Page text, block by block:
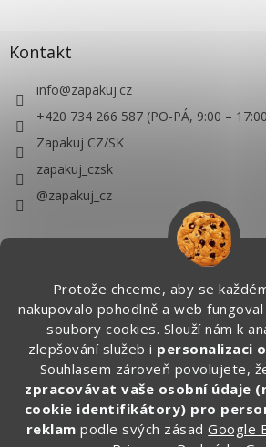
Protože chceme, aby se
nakupovalo pohodlně a web
soubory cookies. Slouží nám k
zlepšování služeb i personalizaci
Souhlasem zároveň povolujete,
zpracovávat vaše osobní údaje
cookie identifikátory) pro
reklam podle svých zásadGoogle
Kontakt
info@zapakuj.cz
+420 734 266 587 (PO-PÁ, 9:00 –
Zapakuj CZ/SK
zapakuj_czsk
@zapakuj_cz